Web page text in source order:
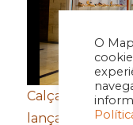
O
Calçados Bibi
lança e-